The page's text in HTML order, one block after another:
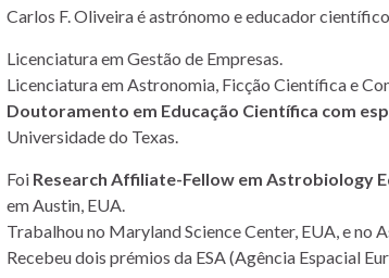
Carlos F. Oliveira é astrónomo e educador científico.
Licenciatura em Gestão de Empresas.
Licenciatura em Astronomia, Ficção Científica e
Doutoramento em Educação Científica com
Universidade do Texas.
Foi Research Affiliate-Fellow em Astrobiology
em Austin, EUA.
Trabalhou no Maryland Science Center, EUA, e no
Recebeu dois prémios da ESA (Agência Espacial